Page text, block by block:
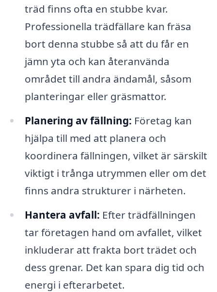
träd finns ofta en stubbe kvar.
Professionella trädfällare kan fräsa
bort denna stubbe så att du får en
jämn yta och kan återanvända
området till andra ändamål, såsom
planteringar eller gräsmattor.
Planering av fällning: Företag kan
hjälpa till med att planera och
koordinera fällningen, vilket är särskilt
viktigt i trånga utrymmen eller om det
finns andra strukturer i närheten.
Hantera avfall: Efter trädfällningen
tar företagen hand om avfallet, vilket
inkluderar att frakta bort trädet och
dess grenar. Det kan spara dig tid och
energi i efterarbetet.